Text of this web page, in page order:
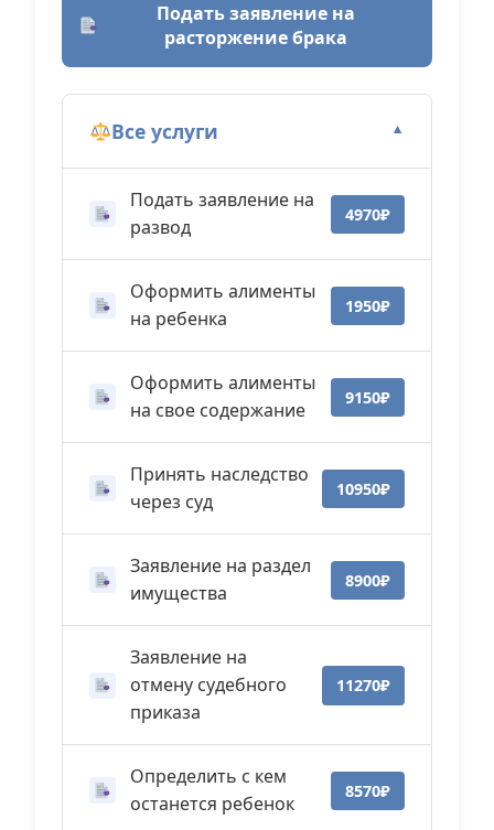
Подать заявление на
расторжение брака
Все услуги ▼
Подать заявление на
развод
4970₽
Оформить алименты
на ребенка
1950₽
Оформить алименты
на свое содержание
9150₽
Принять наследство
через суд
10950₽
Заявление на раздел
имущества
8900₽
Заявление на
отмену судебного
приказа
11270₽
Определить с кем
останется ребенок
8570₽